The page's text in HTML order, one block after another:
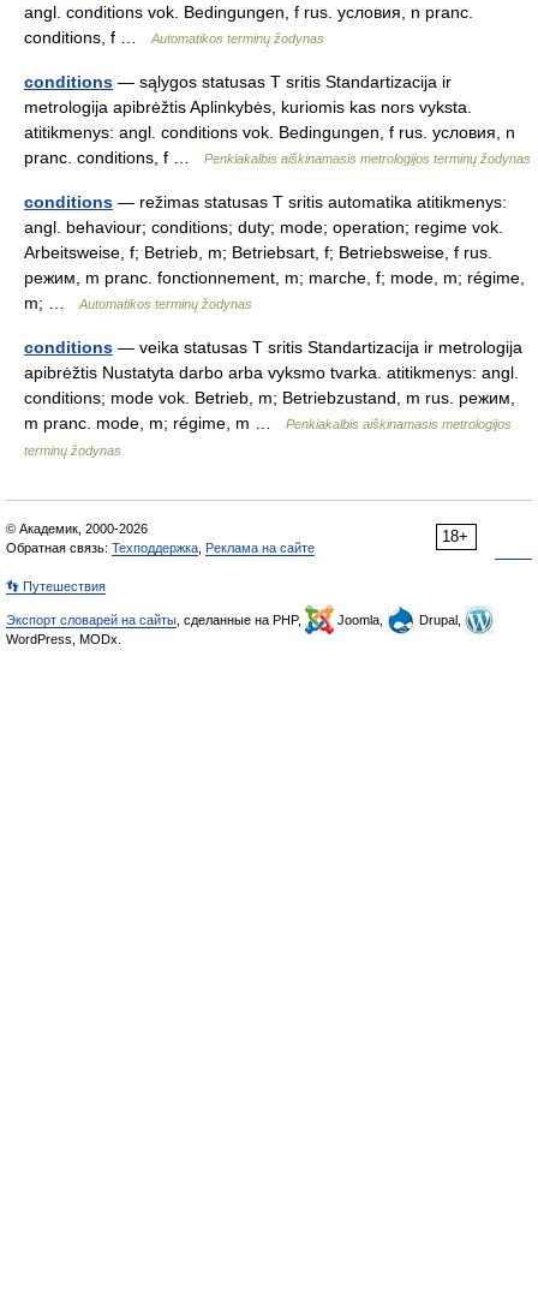
angl. conditions vok. Bedingungen, f rus. условия, n pranc.
conditions, f …
Automatikos terminų žodynas
conditions — sąlygos statusas T sritis Standartizacija ir
metrologija apibrėžtis Aplinkybės, kuriomis kas nors vyksta.
atitikmenys: angl. conditions vok. Bedingungen, f rus. условия, n
pranc. conditions, f …
Penkiakalbis aiškinamasis metrologijos terminų žodynas
conditions — režimas statusas T sritis automatika atitikmenys:
angl. behaviour; conditions; duty; mode; operation; regime vok.
Arbeitsweise, f; Betrieb, m; Betriebsart, f; Betriebsweise, f rus.
режим, m pranc. fonctionnement, m; marche, f; mode, m; régime,
m; …
Automatikos terminų žodynas
conditions — veika statusas T sritis Standartizacija ir metrologija
apibrėžtis Nustatyta darbo arba vyksmo tvarka. atitikmenys: angl.
conditions; mode vok. Betrieb, m; Betriebzustand, m rus. режим,
m pranc. mode, m; régime, m …
Penkiakalbis aiškinamasis metrologijos
terminų žodynas
18+
© Академик, 2000-2026
Обратная связь: Техподдержка Реклама на сайте
👣 Путешествия
Экспорт словарей на сайты , сделанные на PHP, Joomla,
Drupal,
WordPress, MODx.